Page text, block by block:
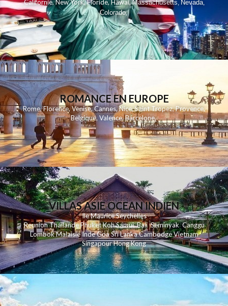
Californie,New York,Floride,Hawai,Massachusetts, Nevada,
Colorado,
ROMANCE EN EUROPE
Rome,Florence,Venise,Cannes,Nice,Saint Tropez,Provence,
Belgique,Valence,Barcelone,
VILLAS ASIE OCEAN INDIEN
Ile MauriceSeychelles
ReunionThailandePhuketKohSamui Bali SeminyakCanggu
LombokMalaisieIndeGoaSri LankaCambodgeVietnam
SingapourHong Kong